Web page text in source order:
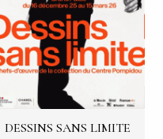
DESSINS SANS LIMITE